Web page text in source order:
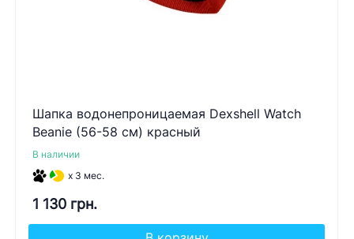
Шапка водонепроницаемая Dexshell Watch
Beanie (56-58 см) красный
В наличии
x 3 мес.
1 130 грн.